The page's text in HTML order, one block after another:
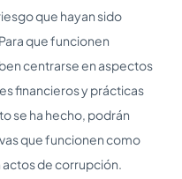
que hayan sido
que funcionen
centrarse en aspectos
financieros y prácticas
se ha hecho, podrán
que funcionen como
de corrupción.